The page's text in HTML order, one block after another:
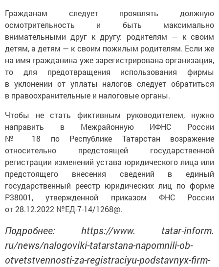
Гражданам следует проявлять должную
осмотрительность и быть максимально
внимательными друг к другу: родителям — к своим
детям, а детям — к своим пожилым родителям. Если же
на имя гражданина уже зарегистрирована организация,
то для предотвращения использования фирмы
в уклонении от уплаты налогов следует обратиться
в правоохранительные и налоговые органы.
Чтобы не стать фиктивным руководителем, нужно
направить в Межрайонную ИФНС России
№ 18 по Республике Татарстан возражение
относительно предстоящей государственной
регистрации изменений устава юридического лица или
предстоящего внесения сведений в единый
государственный реестр юридических лиц по форме
Р38001, утвержденной приказом ФНС России
от 28.12.2022 №ЕД-7-14/1268@.
Подробнее: https://www. tatar-inform.
ru/news/nalogoviki-tatarstana-napomnili-ob-
otvetstvennosti-za-registraciyu-podstavnyx-firm-